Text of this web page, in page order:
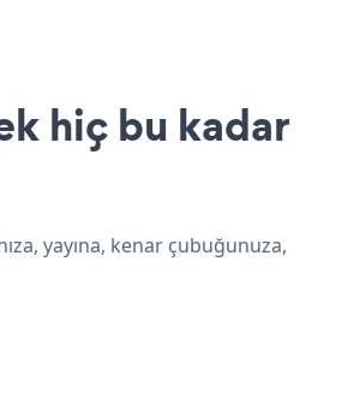
hiç bu kadar
yayına, kenar çubuğunuza,